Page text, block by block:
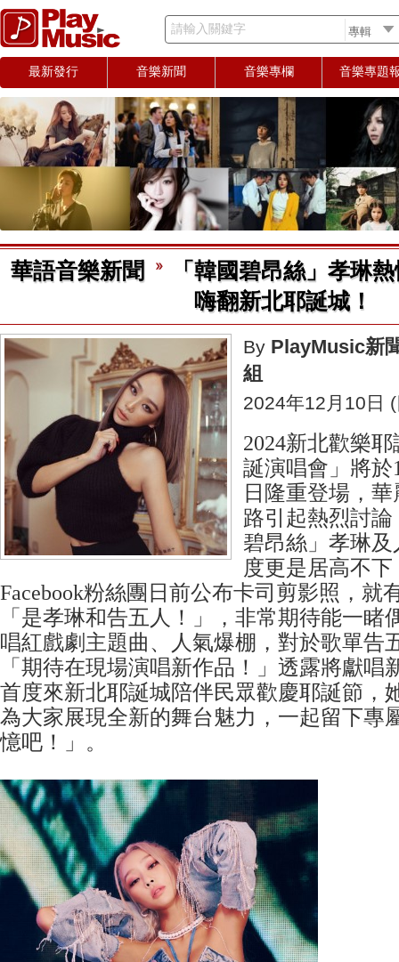
請輸入關鍵字
最新發行 音樂新聞 音樂專欄 音樂專題
華語音樂新聞
「韓國碧昂絲」孝琳
嗨翻新北耶誕城！
By PlayMusic新
組
2024年12月10日
2024新北歡樂
誕演唱會」將於
日隆重登場，
路引起熱烈討
碧昂絲」孝琳
度更是居高不
Facebook粉絲團日前公布卡司剪影照，就
「是孝琳和告五人！」，非常期待能一睹
唱紅戲劇主題曲、人氣爆棚，對於歌單告
「期待在現場演唱新作品！」透露將獻唱
首度來新北耶誕城陪伴民眾歡慶耶誕節，
為大家展現全新的舞台魅力，一起留下專
憶吧！」。